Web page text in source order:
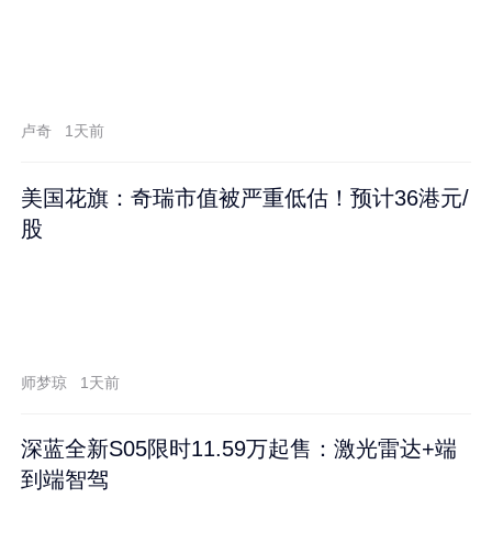
卢奇 1天前
美国花旗：奇瑞市值被严重低估！预计36港元/
股
师梦琼 1天前
深蓝全新S05限时11.59万起售：激光雷达+端
到端智驾